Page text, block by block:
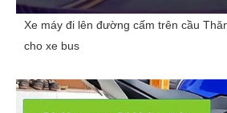
Xe máy đi lên đường cấm trên cầu
cho xe bus